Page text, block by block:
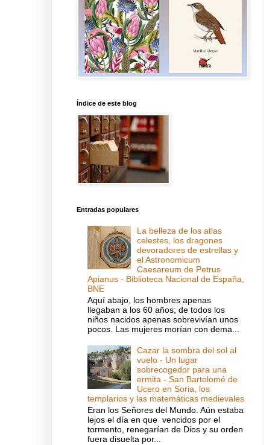
Índice de este blog
Entradas populares
La belleza de los atlas
celestes, los dragones
devoradores de estrellas y
el Astronomicum
Caesareum de Petrus
Apianus - Biblioteca Nacional de España,
BNE
Aquí abajo, los hombres apenas
llegaban a los 60 años; de todos los
niños nacidos apenas sobrevivían unos
pocos. Las mujeres morían con dema...
Cazar la sombra del sol al
vuelo - Un lugar
sobrecogedor para una
ermita - San Bartolomé de
Ucero en Soria, los
templarios y las matemáticas medievales
Eran los Señores del Mundo. Aún estaba
lejos el día en que vencidos por el
tormento, renegarían de Dios y su orden
fuera disuelta por...